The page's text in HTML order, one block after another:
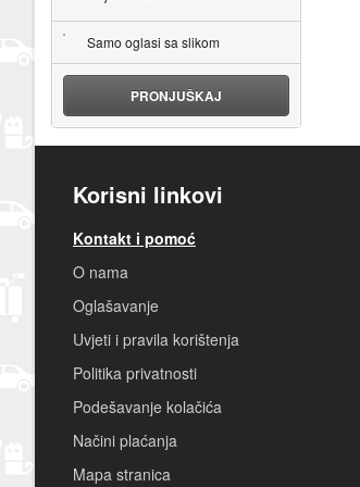
Samo oglasi sa slikom
PRONJUŠKAJ
Korisni linkovi
Kontakt i pomoć
O nama
Oglašavanje
Uvjeti i pravila korištenja
Politika privatnosti
Podešavanje kolačića
Načini plaćanja
Mapa stranica